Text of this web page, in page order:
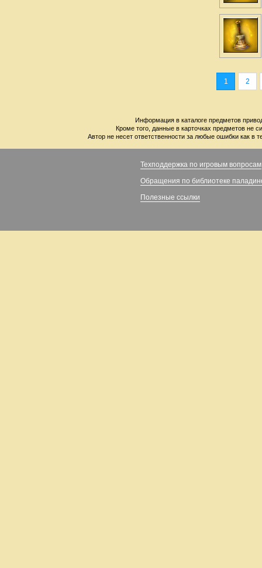
1 2
Информация в каталоге предметов
Кроме того, данные в карточках предметов не
Автор не несет ответственности за любые ошибки как в
Техподдержка по игровым вопросам
Обращения по библиотеке
Полезные ссылки